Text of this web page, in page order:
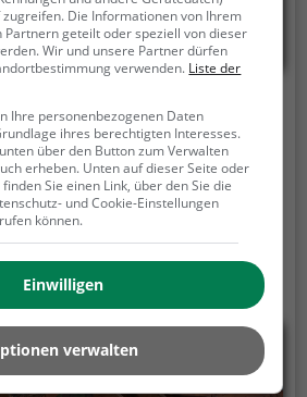
San Grato
verfügbar.
Die Informationen von Ihrem
Partnern geteilt oder speziell von dieser
Wir und unsere Partner dürfen
verwenden. Liste der
Ihre personenbezogenen Daten
ihres berechtigten Interesses.
über den Button zum Verwalten
erheben. Unten auf dieser Seite oder
Sie einen Link, über den Sie die
und Cookie-Einstellungen
können.
Einwilligen
verwalten